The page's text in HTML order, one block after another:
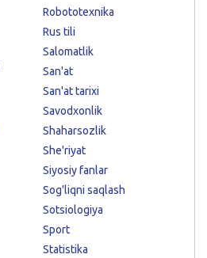
Robototexnika
Rus tili
Salomatlik
San'at
San'at tarixi
Savodxonlik
Shaharsozlik
She'riyat
Siyosiy fanlar
Sog'liqni saqlash
Sotsiologiya
Sport
Statistika